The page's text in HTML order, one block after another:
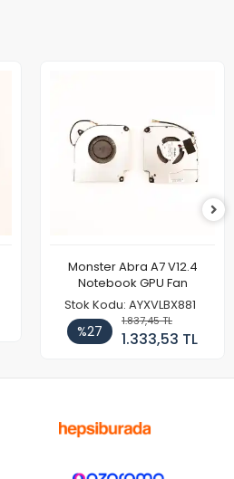
Monster Abra A7 V12.4
Notebook GPU Fan
Stok Kodu: AYXVLBX881
%27
1.837,45 TL
1.333,53 TL